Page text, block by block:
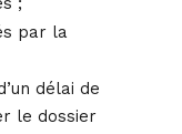
par la
délai de
le dossier